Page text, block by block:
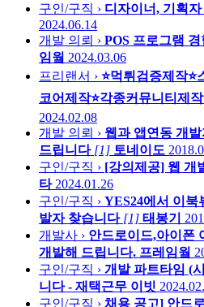
구인/구직 › 디자이너, 기획
2024.06.14
개발 의뢰 › POS 프로그램
임웤 2024.03.06
프리랜서 › ⭐️먹튀검증제작
코어제작⭐️각종커뮤니티제
2024.02.08
개발 의뢰 › 웹과 앱연동 개
드립니다 [1] 토네이도
구인/구직 › [강의제공] 웹 개
타 2024.01.26
구인/구직 › YES24에서 이북
발자 찾습니다 [1] 태봉기
개발사 › 안드로이드,아이폰
개발해 드립니다. 프레임웤
구인/구직 › 개발 파트타임 (
니다 - 재택근무 이빗
구인/구직 › 채용 공고] 안드